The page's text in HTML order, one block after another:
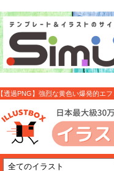
【透過PNG】強烈な黄色い爆発的エ